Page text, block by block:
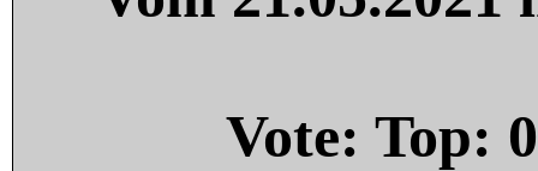
Vote: Top: 0